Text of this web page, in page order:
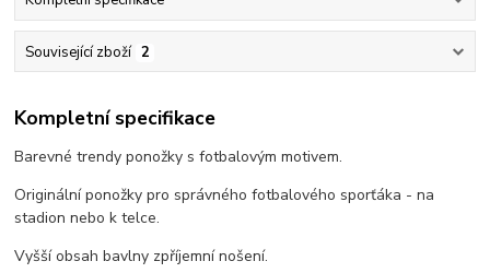
Související zboží 2
Kompletní specifikace
Barevné trendy ponožky s fotbalovým motivem.
Originální ponožky pro správného fotbalového sporťáka - na
stadion nebo k telce.
Vyšší obsah bavlny zpříjemní nošení.